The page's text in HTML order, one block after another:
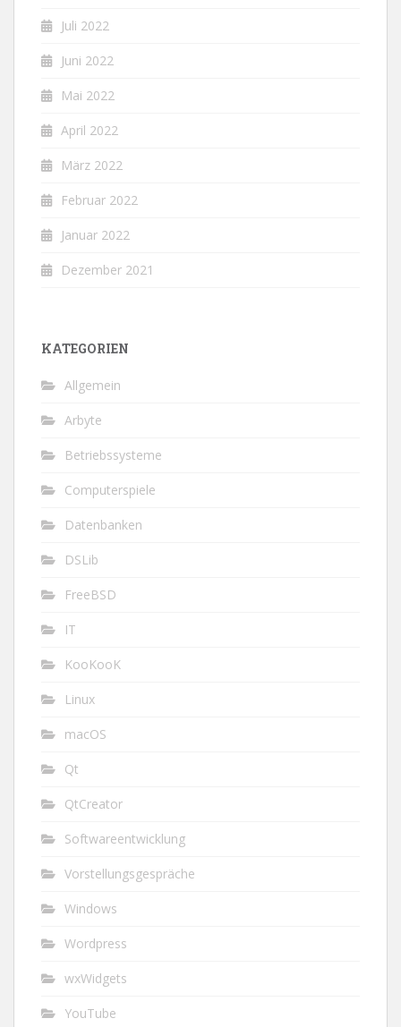
Juli 2022
Juni 2022
Mai 2022
April 2022
März 2022
Februar 2022
Januar 2022
Dezember 2021
KATEGORIEN
Allgemein
Arbyte
Betriebssysteme
Computerspiele
Datenbanken
DSLib
FreeBSD
IT
KooKooK
Linux
macOS
Qt
QtCreator
Softwareentwicklung
Vorstellungsgespräche
Windows
Wordpress
wxWidgets
YouTube